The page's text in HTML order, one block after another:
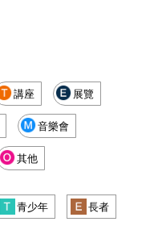
講座 展覽
音樂會
其他
青少年 長者